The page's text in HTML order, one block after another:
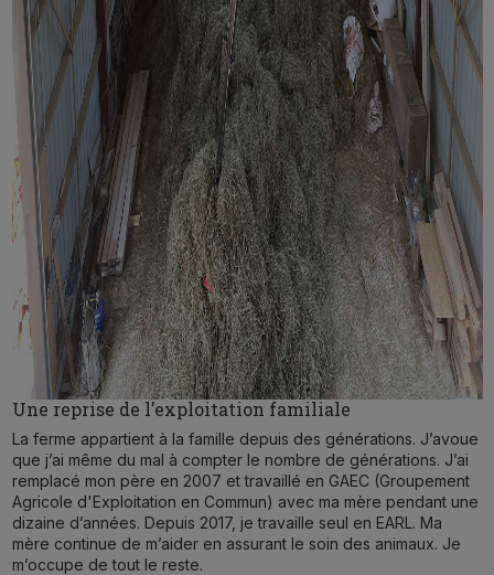
Une reprise de l’exploitation familiale
La ferme appartient à la famille depuis des générations. J’avoue
que j’ai même du mal à compter le nombre de générations. J’ai
remplacé mon père en 2007 et travaillé en GAEC (Groupement
Agricole d'Exploitation en Commun) avec ma mère pendant une
dizaine d’années. Depuis 2017, je travaille seul en EARL. Ma
mère continue de m’aider en assurant le soin des animaux. Je
m’occupe de tout le reste.